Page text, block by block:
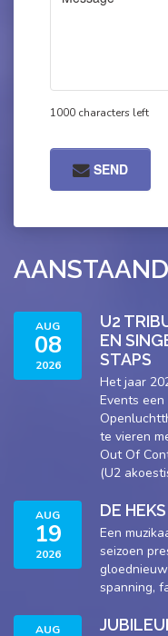
1000 characters left
SEND
AUG
08
2026
U2
EN
STAPS
Het jaar
Events
te vieren
Out Of
(U2
AUG
19
2026
DE
Een
seizoen
spanning,
AUG